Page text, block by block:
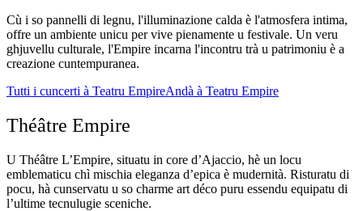
Cù i so pannelli di legnu, l'illuminazione calda è l'atmosfera intima,
offre un ambiente unicu per vive pienamente u festivale. Un veru
ghjuvellu culturale, l'Empire incarna l'incontru trà u patrimoniu è a
creazione cuntempuranea.
Tutti i cuncerti à Teatru EmpireAndà à Teatru Empire
Théâtre Empire
U Théâtre L’Empire, situatu in core d’Ajaccio, hè un locu
emblematicu chì mischia eleganza d’epica è mudernità. Risturatu di
pocu, hà cunservatu u so charme art déco puru essendu equipatu di
l’ultime tecnulugie sceniche.